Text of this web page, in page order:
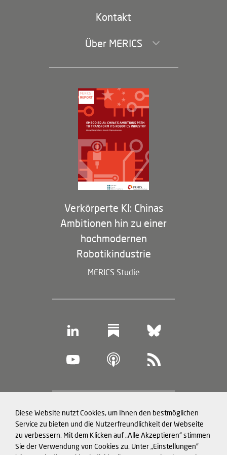
Diese Website nutzt Cookies, um Ihnen den bestmöglichen
Service zu bieten und die Nutzerfreundlichkeit der Webseite
zu verbessern. Mit dem Klicken auf „Alle Akzeptieren“ stimmen
Sie der Verwendung von Cookies zu. Unter „Einstellungen“
Kontakt
Über MERICS
Geschäftsführung und Bereiche
Governance
Arbeiten bei MERICS
Partner
Membership Program
Verkörperte KI: Chinas
Ambitionen hin zu einer
hochmodernen
Robotikindustrie
MERICS Studie
Footer
(legal
information)
Datenschutz und Cookies
Impressum